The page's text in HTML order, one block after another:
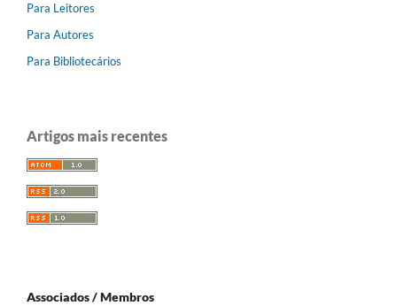
Para Leitores
Para Autores
Para Bibliotecários
Artigos mais recentes
Associados / Membros